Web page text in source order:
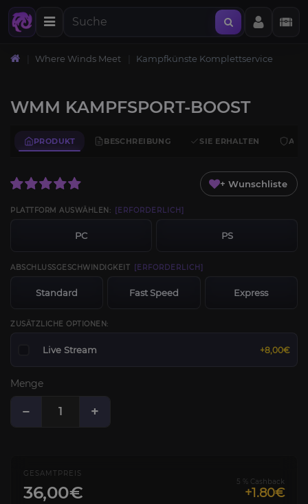
Where Winds Meet Kampfkünste Komplettservice
WMM KAMPFSPORT-BOOST
PRODUKT BESCHREIBUNG SIE ERHALTEN
+ Wunschliste
PLATTFORM AUSWÄHLEN: [ERFORDERLICH]
PC PS
ABSCHLUSSGESCHWINDIGKEIT [ERFORDERLICH]
Standard Fast Speed Express
ZUSÄTZLICHE OPTIONEN:
Live Stream +8,00€
Menge
− +
GESAMTPREIS
36,00€
5 % Cashback
+1.80€